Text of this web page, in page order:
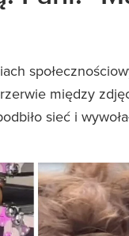
między
sieć i